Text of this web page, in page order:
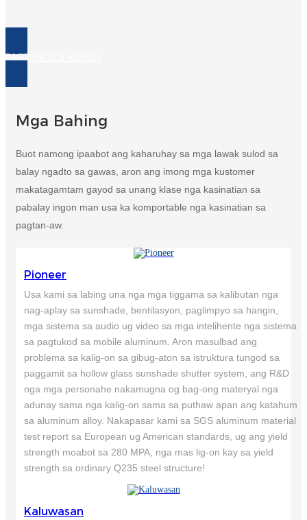
PAGPANGITA KARON
Mga Bahing
Buot namong ipaabot ang kaharuhay sa mga lawak sulod sa
balay ngadto sa gawas, aron ang imong mga kustomer
makatagamtam gayod sa unang klase nga kasinatian sa
pabalay ingon man usa ka komportable nga kasinatian sa
pagtan-aw.
Pioneer
Usa kami sa labing una nga mga tiggama sa kalibutan nga
nag-aplay sa sunshade, bentilasyon, paglimpyo sa hangin,
mga sistema sa audio ug video sa mga intelihente nga sistema
sa pagtukod sa mobile aluminum. Aron masulbad ang
problema sa kalig-on sa gibug-aton sa istruktura tungod sa
paggamit sa hollow glass sunshade shutter system, ang R&D
nga mga personahe nakamugna og bag-ong materyal nga
adunay sama nga kalig-on sama sa puthaw apan ang katahum
sa aluminum alloy. Nakapasar kami sa SGS aluminum material
test report sa European ug American standards, ug ang yield
strength moabot sa 280 MPA, nga mas lig-on kay sa yield
strength sa ordinary Q235 steel structure!
Kaluwasan